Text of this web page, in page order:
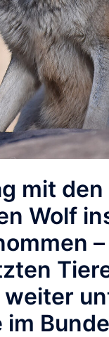
mit
Wolf
im